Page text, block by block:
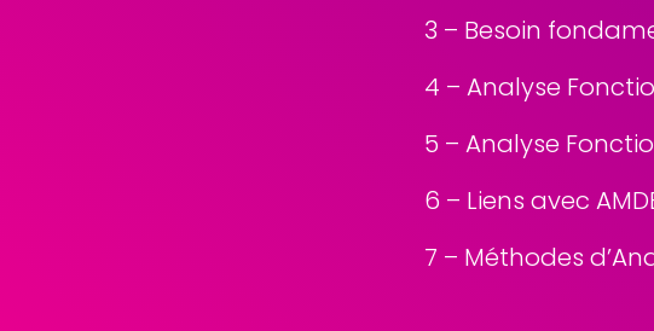
3 – Besoin
4 – Analyse
5 – Analyse
6 – Liens avec
7 – Méthodes